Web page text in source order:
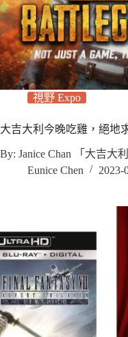
視野 Expo
大吉大利今晚吃雞，絕地
By: Janice Chan 「大吉大
Eunice Chen
2023-